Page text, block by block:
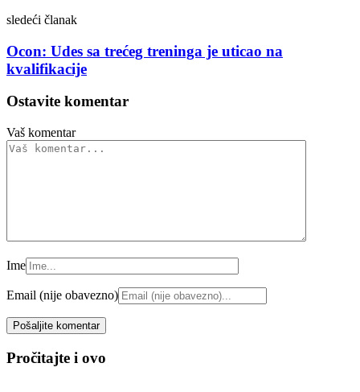
sledeći članak
Ocon: Udes sa trećeg treninga je uticao na
kvalifikacije
Ostavite komentar
Vaš komentar
Ime
Email (nije obavezno)
Pročitajte i ovo